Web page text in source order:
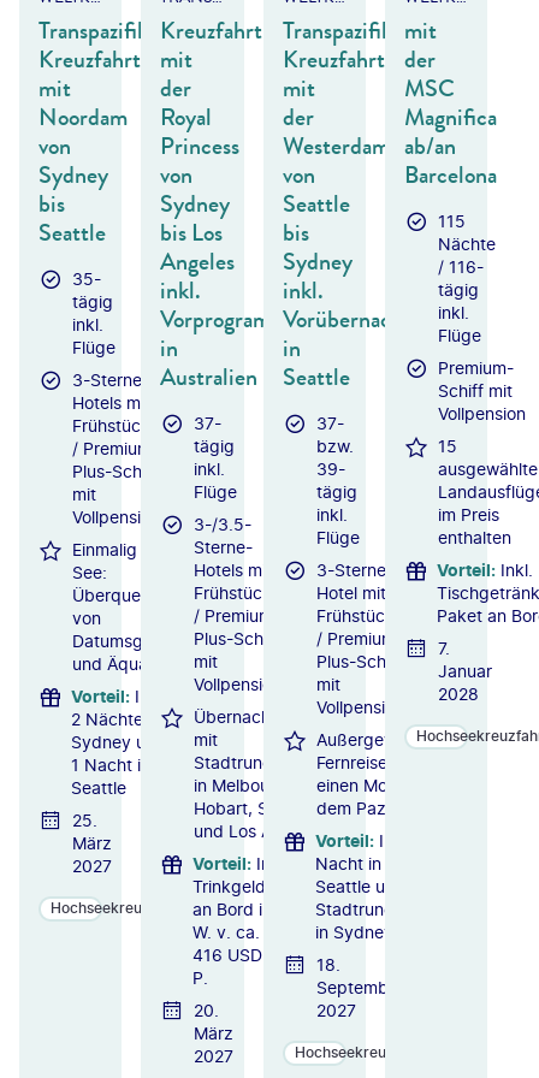
Transpazifik-
Kreuzfahrt
mit
Noordam
von
Sydney
bis
Seattle
35-
tägig
inkl.
Flüge
3-Sterne-
Hotels mit
Frühstück
/ Premium-
Plus-Schiff
mit
Vollpension
Einmalig auf
See:
Überquerung
von
Datumsgrenze
und Äquator
Vorteil: Inkl.
2 Nächte in
Sydney und
1 Nacht in
Seattle
25.
März
2027
Hochseekreuzfahrten
Kreuzfahrt
mit
der
Royal
Princess
von
Sydney
bis Los
Angeles
inkl.
Vorprogramm
in
Australien
37-
tägig
inkl.
Flüge
3-/3.5-
Sterne-
Hotels mit
Frühstück
/ Premium-
Plus-Schiff
mit
Vollpension
Übernachtungen
mit
Stadtrundfahrten
in Melbourne,
Hobart, Sydney
und Los Angeles
Vorteil: Inkl.
Trinkgelder
an Bord i.
W. v. ca.
416 USD p.
P.
20.
März
2027
Transpazifik-
Kreuzfahrt
mit
der
Westerdam
von
Seattle
bis
Sydney
inkl.
Vorübernachtung
in
Seattle
37-
bzw.
39-
tägig
inkl.
Flüge
3-Sterne-
Hotel mit
Frühstück
/ Premium-
Plus-Schiff
mit
Vollpension
Außergewöhnliche
Fernreise: Über
einen Monat auf
dem Pazifik
Vorteil: Inkl. 1
Nacht in
Seattle und
Stadtrundfahrt
in Sydney
18.
September
2027
Hochseekreuzfahrten
mit
der
MSC
Magnifica
ab/an
Barcelona
115
Nächte
/ 116-
tägig
inkl.
Flüge
Premium-
Schiff mit
Vollpension
15
ausgewählte
im Preis
enthalten
Vorteil: Inkl.
Paket an
7.
Januar
2028